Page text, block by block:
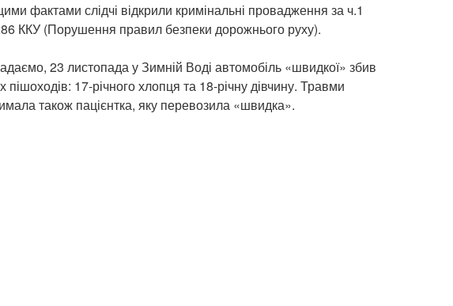
фактами слідчі відкрили кримінальні провадження за ч.1
ККУ (Порушення правил безпеки дорожнього руху).
23 листопада у Зимній Воді автомобіль «швидкої» збив
пішоходів: 17-річного хлопця та 18-річну дівчину. Травми
також пацієнтка, яку перевозила «швидка».